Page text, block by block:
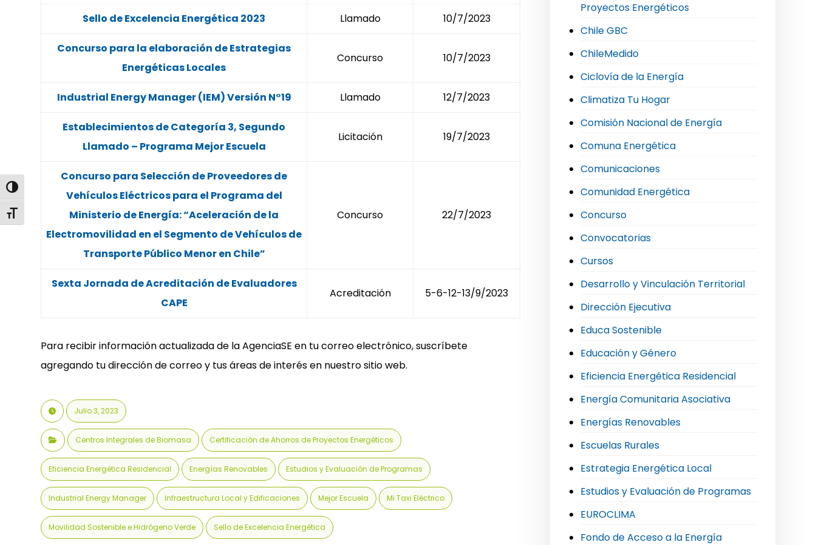
Alternar alto contraste
Alternar tamaño de letra
Sello de Excelencia Energética 2023 Llamado 10/7/2023
Concurso para la elaboración de Estrategias
Energéticas Locales
Concurso 10/7/2023
Industrial Energy Manager (IEM) Versión N°19 Llamado 12/7/2023
Establecimientos de Categoría 3, Segundo
Llamado – Programa Mejor Escuela
Licitación 19/7/2023
Concurso para Selección de Proveedores de
Vehículos Eléctricos para el Programa del
Ministerio de Energía: “Aceleración de la
Electromovilidad en el Segmento de Vehículos de
Transporte Público Menor en Chile”
Concurso 22/7/2023
Sexta Jornada de Acreditación de Evaluadores
CAPE
Acreditación 5-6-12-13/9/2023
Para recibir información actualizada de la AgenciaSE en tu correo electrónico, suscríbete
agregando tu dirección de correo y tus áreas de interés en nuestro sitio web.
Julio 3, 2023
Centros Integrales de Biomasa Certificación de Ahorros de Proyectos Energéticos
Eficiencia Energética Residencial Energías Renovables Estudios y Evaluación de Programas
Industrial Energy Manager Infraestructura Local y Edificaciones Mejor Escuela Mi Taxi Eléctrico
Movilidad Sostenible e Hidrógeno Verde Sello de Excelencia Energética
Proyectos Energéticos
Chile GBC
ChileMedido
Ciclovía de la Energía
Climatiza Tu Hogar
Comisión Nacional de Energía
Comuna Energética
Comunicaciones
Comunidad Energética
Concurso
Convocatorias
Cursos
Desarrollo y Vinculación Territorial
Dirección Ejecutiva
Educa Sostenible
Educación y Género
Eficiencia Energética Residencial
Energía Comunitaria Asociativa
Energías Renovables
Escuelas Rurales
Estrategia Energética Local
Estudios y Evaluación de Programas
EUROCLIMA
Fondo de Acceso a la Energía